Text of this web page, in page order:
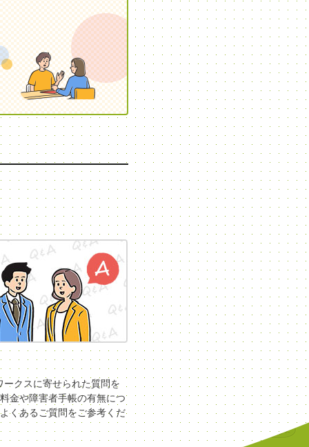
ークスに寄せられた質問を
金や障害者手帳の有無につ
くあるご質問をご参考くだ